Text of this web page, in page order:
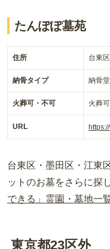
たんぽぽ墓苑
住所 台東
納骨タイプ 納骨
火葬可・不可 火葬
URL
台東区・墨田区・江東
ットのお墓をさらに探
できる」霊園・墓地一
東京都23区外